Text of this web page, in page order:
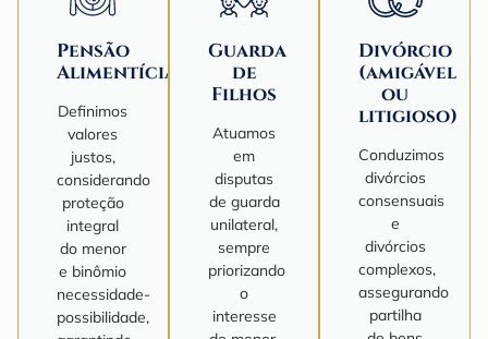
Pensão
Alimentícia
Definimos
valores
justos,
considerando
proteção
integral
do menor
e binômio
necessidade-
possibilidade,
Guarda
de
Filhos
Atuamos
em
disputas
de guarda
unilateral,
sempre
priorizando
o
interesse
Divórcio
(amigável
ou
litigioso)
Conduzimos
divórcios
consensuais
e
divórcios
complexos,
assegurando
partilha